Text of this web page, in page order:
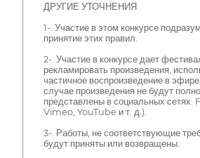
ДРУГИЕ УТОЧНЕНИЯ
1-. Участие в этом конкурсе
принятие этих правил.
2-. Участие в конкурсе дает
рекламировать произведения,
частичное воспроизведение в
случае произведения не будут
представлены в социальных сетях:
Vimeo, YouTube и т. д.).
3-. Работы, не соответствующие
будут приняты или возвращены.